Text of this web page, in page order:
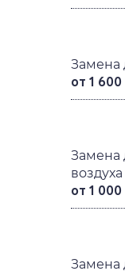
Замена
от 1 600
Замена
воздуха
от 1 000
Замена